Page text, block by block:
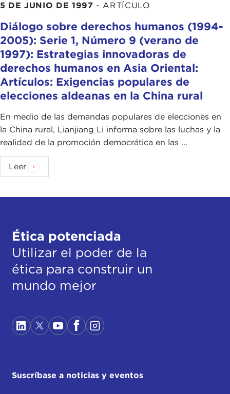
5 DE JUNIO DE 1997 - ARTÍCULO
Diálogo sobre derechos humanos (1994-
2005): Serie 1, Número 9 (verano de
1997): Estrategias innovadoras de
derechos humanos en Asia Oriental:
Artículos: Exigencias populares de
elecciones aldeanas en la China rural
En medio de las demandas populares de elecciones en
la China rural, Lianjiang Li informa sobre las luchas y la
realidad de la promoción democrática en las ...
Leer
Ética potenciada
Utilizar el poder de la
ética para construir un
mundo mejor
Suscríbase a noticias y eventos